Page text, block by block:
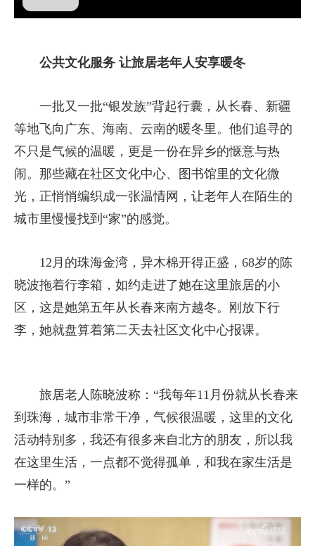
频
公共文化服务 让旅居老年人安享暖冬
一批又一批“银发族”背起行囊，从长春、新疆
等地飞向广东、海南、云南的暖冬里。他们追寻的
不只是气候的温暖，更是一份在异乡的惬意与热
闹。那些藏在社区文化中心、图书馆里的文化微
光，正悄悄编织成一张温情网，让老年人在陌生的
城市里慢慢找到“家”的感觉。
12月的珠海金湾，异木棉开得正盛，68岁的陈
晓波拖着行李箱，如约走进了她在这里旅居的小
区，这是她第五年从长春来南方越冬。刚放下行
李，她就盘算着第二天去社区文化中心报课。
旅居老人陈晓波称：“我每年11月份就从长春来
到珠海，城市非常干净，气候很温暖，这里的文化
活动特别多，我还有很多来自北方的朋友，所以我
在这里生活，一点都不觉得孤单，和我在家生活是
一样的。”